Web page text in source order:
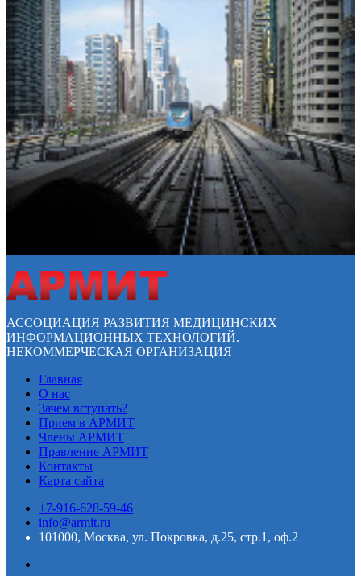
АССОЦИАЦИЯ РАЗВИТИЯ МЕДИЦИНСКИХ
ИНФОРМАЦИОННЫХ ТЕХНОЛОГИЙ.
НЕКОММЕРЧЕСКАЯ ОРГАНИЗАЦИЯ
Главная
О нас
Зачем вступать?
Прием в АРМИТ
Члены АРМИТ
Правление АРМИТ
Контакты
Карта сайта
+7-916-628-59-46
info@armit.ru
101000, Москва, ул. Покровка, д.25, стр.1, оф.2